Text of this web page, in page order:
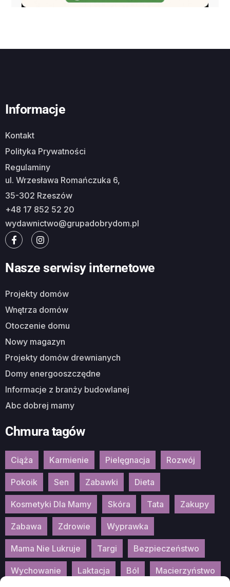
Informacje
Kontakt
Polityka Prywatności
Regulaminy
ul. Wrzesława Romańczuka 6,
35-302 Rzeszów
+48 17 852 52 20
wydawnictwo@grupadobrydom.pl
Nasze serwisy internetowe
Projekty domów
Wnętrza domów
Otoczenie domu
Nowy magazyn
Projekty domów drewnianych
Domy energooszczędne
Informacje z branży budowlanej
Abc dobrej mamy
Chmura tagów
Ciąża Karmienie Pielęgnacja Rozwój
Pokoik Sen Zabawki Dieta
Kosmetyki Dla Mamy Skóra Tata Zakupy
Zabawa Zdrowie Wyprawka
Mama Nie Lukruje Targi Bezpieczeństwo
Wychowanie Laktacja Ból Macierzyństwo